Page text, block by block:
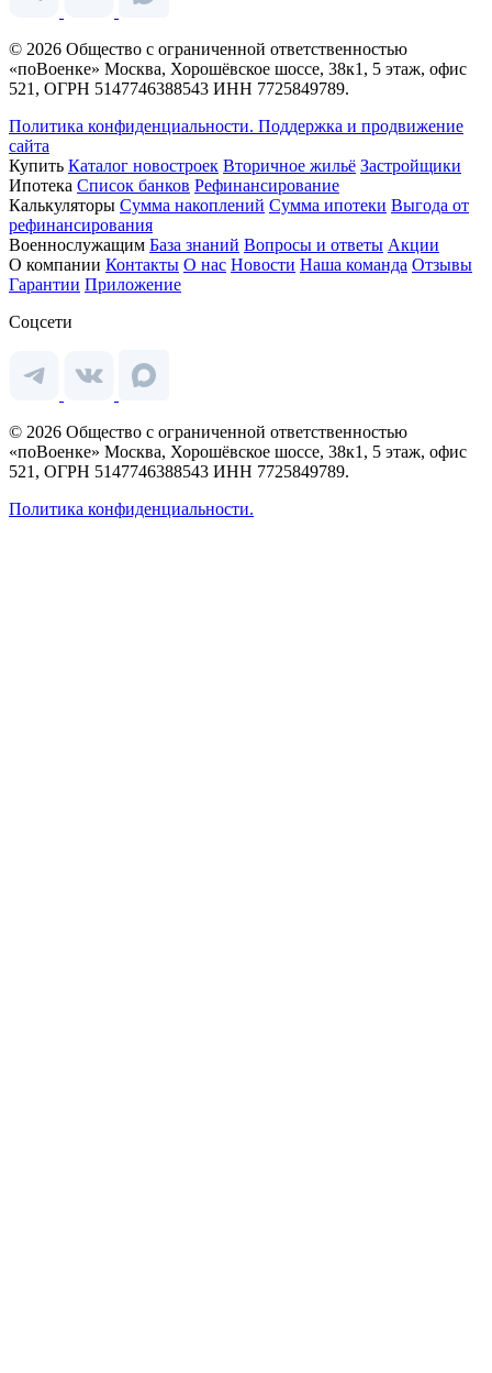
© 2026 Общество с ограниченной ответственностью
«поВоенке» Москва, Хорошёвское шоссе, 38к1, 5 этаж, офис
521, ОГРН 5147746388543 ИНН 7725849789.
Политика конфиденциальности. Поддержка и продвижение
сайта
Купить Каталог новостроек Вторичное жильё Застройщики
Ипотека Список банков Рефинансирование
Калькуляторы Сумма накоплений Сумма ипотеки Выгода от
рефинансирования
Военнослужащим База знаний Вопросы и ответы Акции
О компании Контакты О нас Новости Наша команда Отзывы
Гарантии Приложение
Соцсети
© 2026 Общество с ограниченной ответственностью
«поВоенке» Москва, Хорошёвское шоссе, 38к1, 5 этаж, офис
521, ОГРН 5147746388543 ИНН 7725849789.
Политика конфиденциальности.